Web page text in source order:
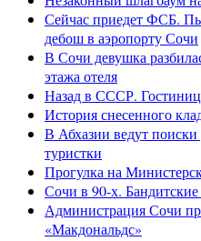
Сейчас приедет ФСБ.
дебош в аэропорту Сочи
В Сочи девушка
этажа отеля
Назад в СССР.
История снесенного
В Абхазии ведут
туристки
Прогулка на
Сочи в 90-х. Бандитские
Администрация Сочи
«Макдональдс»